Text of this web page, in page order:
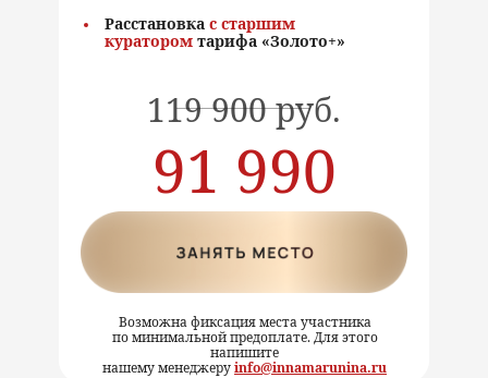
Возможна фиксация места участника
по минимальной предоплате. Для этого
напишите
нашему менеджеруinfo@innamarunina.ru
Расстановка с старшим
куратором тарифа «Золото+»
91 990
руб.
119 900 руб.